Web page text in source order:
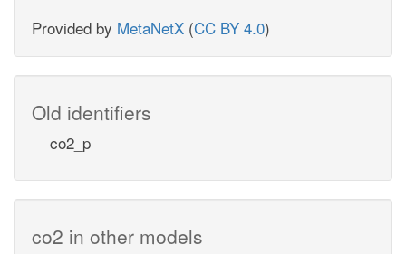
Provided by MetaNetX (CC BY 4.0)
Old identifiers
co2_p
co2 in other models